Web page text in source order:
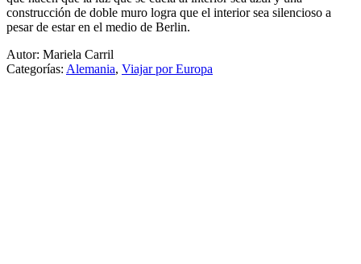
construcción de doble muro logra que el interior sea silencioso a
pesar de estar en el medio de Berlin.
Autor: Mariela Carril
Categorías: Alemania, Viajar por Europa